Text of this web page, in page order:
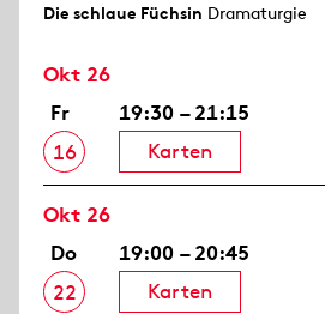
Die schlaue Füchsin Dramaturgie
Okt 26
Fr
16
19:30 – 21:15
Karten
Okt 26
Do
22
19:00 – 20:45
Karten